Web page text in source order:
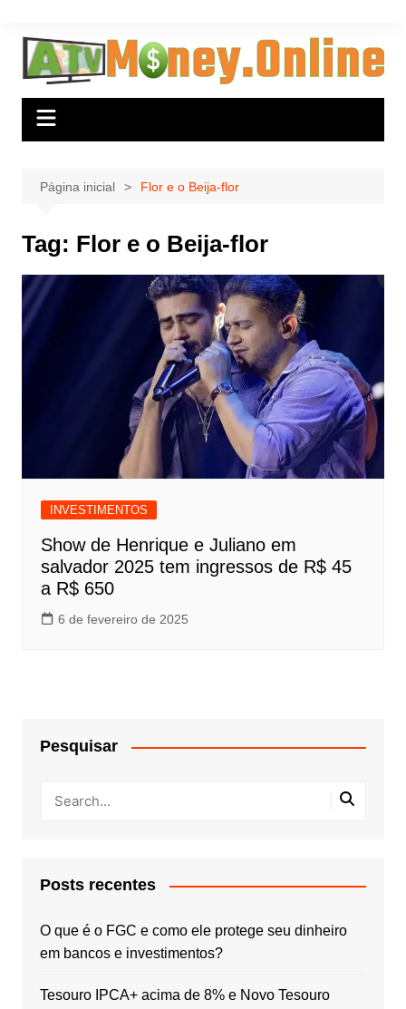
para
conteúdo
Página inicial Flor e o Beija-flor
Tag: Flor e o Beija-flor
INVESTIMENTOS
Show de Henrique e Juliano em
salvador 2025 tem ingressos de R$ 45
a R$ 650
6 de fevereiro de 2025
Pesquisar
Posts recentes
O que é o FGC e como ele protege seu dinheiro
em bancos e investimentos?
Tesouro IPCA+ acima de 8% e Novo Tesouro